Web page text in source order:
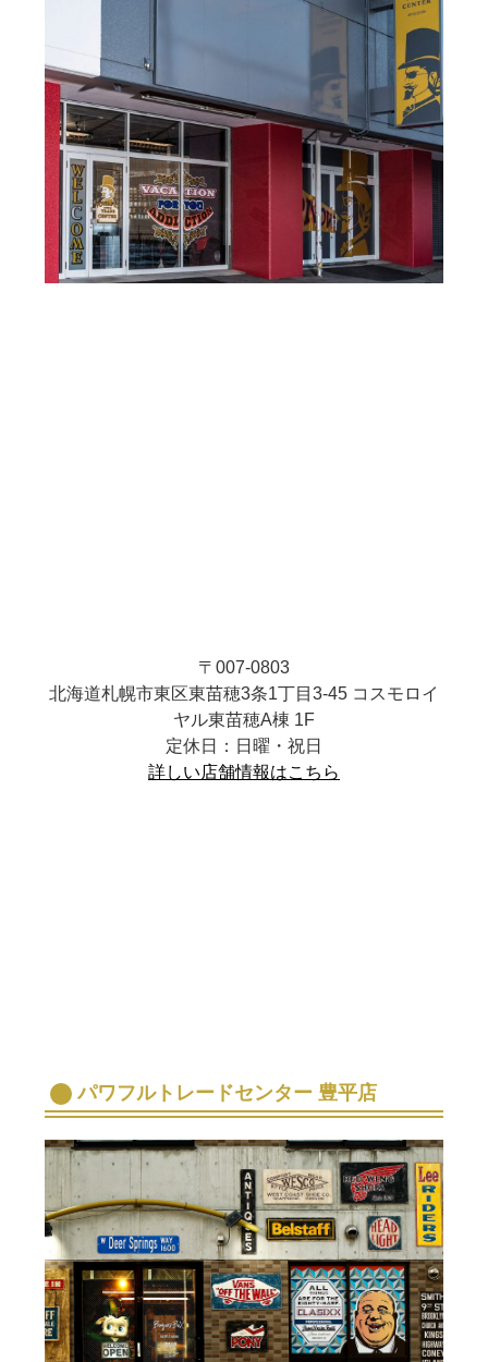
〒007-0803
北海道札幌市東区東苗穂3条1丁目3-45 コスモロイ
ヤル東苗穂A棟 1F
定休日：日曜・祝日
詳しい店舗情報はこちら
パワフルトレードセンター 豊平店